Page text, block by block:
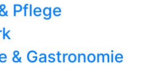
Pflege
& Gastronomie